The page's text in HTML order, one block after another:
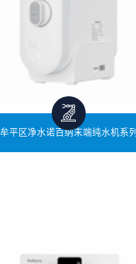
牟平区净水诺百纳末端纯水机系列